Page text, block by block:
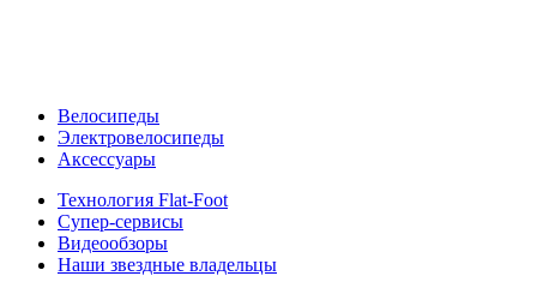
Велосипеды
Электровелосипеды
Аксессуары
Технология Flat-Foot
Супер-сервисы
Видеообзоры
Наши звездные владельцы